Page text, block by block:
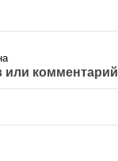
комментарий